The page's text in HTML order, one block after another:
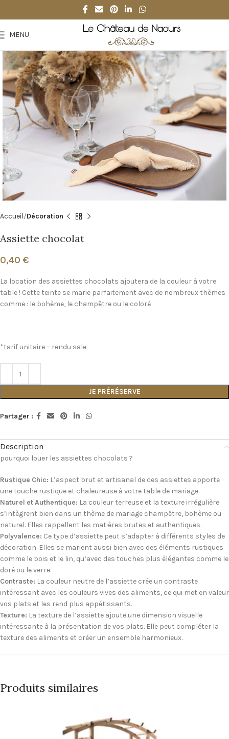
MENU
Accueil Décoration
Assiette chocolat
0,40 €
La location des assiettes chocolats ajoutera de la couleur à votre
table ! Cette teinte se marie parfaitement avec de nombreux thèmes
comme : le bohème, le champêtre ou le coloré
*tarif unitaire – rendu sale
JE PRÉRÉSERVE
Partager :
Description
pourquoi louer les assiettes chocolats ?
Rustique Chic: L’aspect brut et artisanal de ces assiettes apporte
une touche rustique et chaleureuse à votre table de mariage.
Naturel et Authentique: La couleur terreuse et la texture irrégulière
s’intègrent bien dans un thème de mariage champêtre, bohème ou
naturel. Elles rappellent les matières brutes et authentiques.
Polyvalence: Ce type d’assiette peut s’adapter à différents styles de
décoration. Elles se marient aussi bien avec des éléments rustiques
comme le bois et le lin, qu’avec des touches plus élégantes comme le
doré ou le verre.
Contraste: La couleur neutre de l’assiette crée un contraste
intéressant avec les couleurs vives des aliments, ce qui met en valeur
vos plats et les rend plus appétissants.
Texture: La texture de l’assiette ajoute une dimension visuelle
intéressante à la présentation de vos plats. Elle peut compléter la
texture des aliments et créer un ensemble harmonieux.
Produits similaires